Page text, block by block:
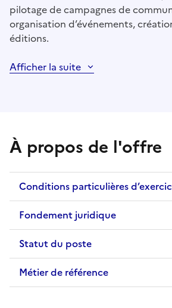
pilotage de campagnes de
organisation d’événements,
éditions.
Afficher la suite
À propos de l'offre
Conditions particulières
Fondement juridique
Statut du poste
Métier de référence